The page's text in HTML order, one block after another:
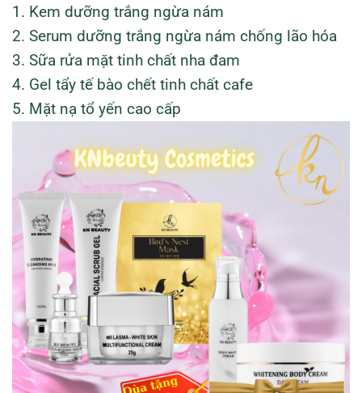
1. Kem dưỡng trắng ngừa nám
2. Serum dưỡng trắng ngừa nám chống lão hóa
3. Sữa rửa mặt tinh chất nha đam
4. Gel tẩy tế bào chết tinh chất cafe
5. Mặt nạ tổ yến cao cấp